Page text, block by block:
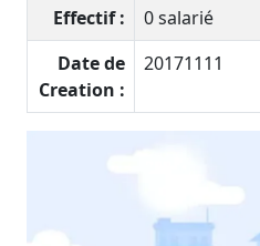
Effectif :
0 salarié
Date de
Creation :
20171111